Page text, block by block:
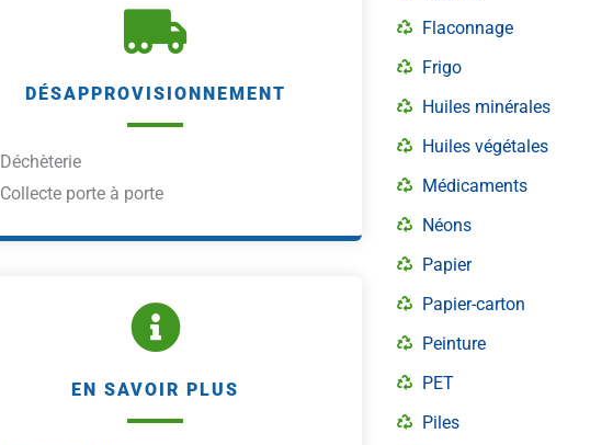
DÉSAPPROVISIONNEMENT
Déchèterie
Collecte porte à porte
EN SAVOIR PLUS
Flaconnage
Frigo
Huiles minérales
Huiles végétales
Médicaments
Néons
Papier
Papier-carton
Peinture
PET
Piles